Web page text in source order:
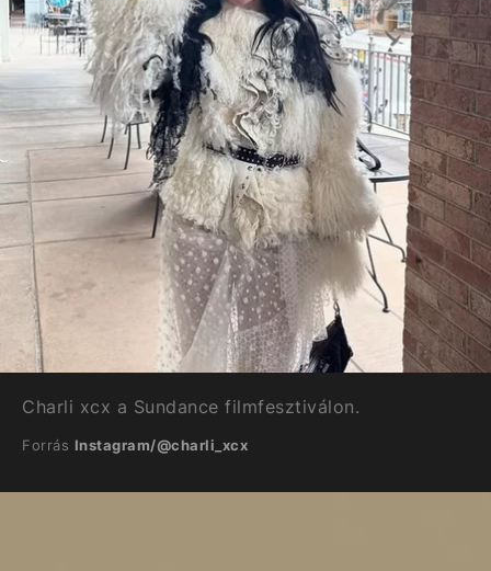
Charli xcx a Sundance filmfesztiválon.
Forrás Instagram/@charli_xcx